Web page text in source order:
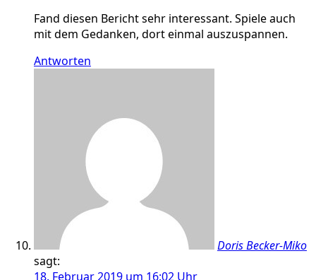
Fand diesen Bericht sehr interessant. Spiele auch
mit dem Gedanken, dort einmal auszuspannen.
Antworten
Doris Becker-Miko
sagt:
18. Februar 2019 um 16:02 Uhr